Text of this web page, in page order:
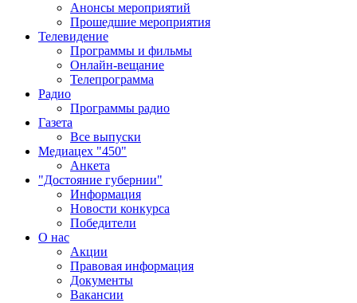
Анонсы мероприятий
Прошедшие мероприятия
Телевидение
Программы и фильмы
Онлайн-вещание
Телепрограмма
Радио
Программы радио
Газета
Все выпуски
Медиацех "450"
Анкета
"Достояние губернии"
Информация
Новости конкурса
Победители
О нас
Акции
Правовая информация
Документы
Вакансии